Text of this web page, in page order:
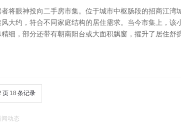
将眼神投向二手房市集。位于城市中枢肠段的招商江
大约，符合不同家庭结构的居住需求。当今市集上，
细，部分还带有朝南阳台或大面积飘窗，擢升了居住
页 18 条记录
闻动态